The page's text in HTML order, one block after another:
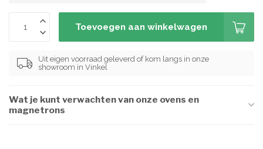
Toevoegen aan winkelwagen
Uit eigen voorraad geleverd of kom langs in onze
showroom in Vinkel
Wat je kunt verwachten van onze ovens en
magnetrons